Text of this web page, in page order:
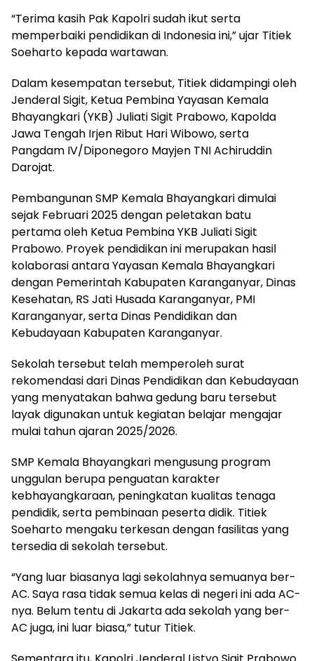
“Terima kasih Pak Kapolri sudah ikut serta
memperbaiki pendidikan di Indonesia ini,” ujar Titiek
Soeharto kepada wartawan.
Dalam kesempatan tersebut, Titiek didampingi oleh
Jenderal Sigit, Ketua Pembina Yayasan Kemala
Bhayangkari (YKB) Juliati Sigit Prabowo, Kapolda
Jawa Tengah Irjen Ribut Hari Wibowo, serta
Pangdam IV/Diponegoro Mayjen TNI Achiruddin
Darojat.
Pembangunan SMP Kemala Bhayangkari dimulai
sejak Februari 2025 dengan peletakan batu
pertama oleh Ketua Pembina YKB Juliati Sigit
Prabowo. Proyek pendidikan ini merupakan hasil
kolaborasi antara Yayasan Kemala Bhayangkari
dengan Pemerintah Kabupaten Karanganyar, Dinas
Kesehatan, RS Jati Husada Karanganyar, PMI
Karanganyar, serta Dinas Pendidikan dan
Kebudayaan Kabupaten Karanganyar.
Sekolah tersebut telah memperoleh surat
rekomendasi dari Dinas Pendidikan dan Kebudayaan
yang menyatakan bahwa gedung baru tersebut
layak digunakan untuk kegiatan belajar mengajar
mulai tahun ajaran 2025/2026.
SMP Kemala Bhayangkari mengusung program
unggulan berupa penguatan karakter
kebhayangkaraan, peningkatan kualitas tenaga
pendidik, serta pembinaan peserta didik. Titiek
Soeharto mengaku terkesan dengan fasilitas yang
tersedia di sekolah tersebut.
“Yang luar biasanya lagi sekolahnya semuanya ber-
AC. Saya rasa tidak semua kelas di negeri ini ada AC-
nya. Belum tentu di Jakarta ada sekolah yang ber-
AC juga, ini luar biasa,” tutur Titiek.